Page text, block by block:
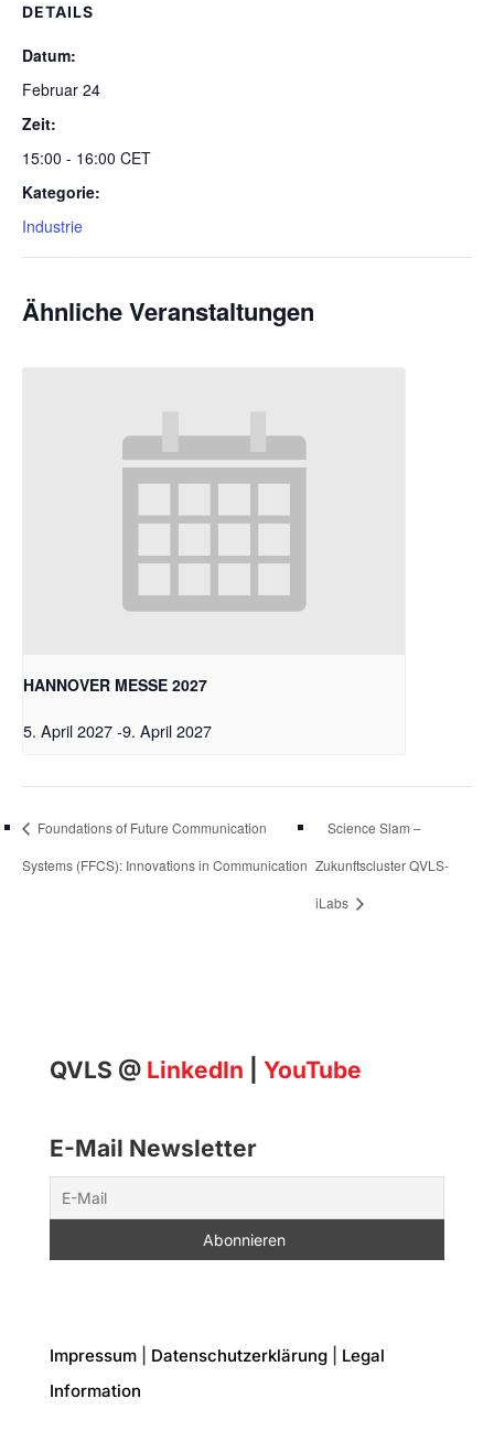
DETAILS
Datum:
Februar 24
Zeit:
15:00 - 16:00 CET
Kategorie:
Industrie
Ähnliche Veranstaltungen
HANNOVER MESSE 2027
5. April 2027-9. April 2027
Foundations of Future Communication
Systems (FFCS): Innovations in Communication
Science Slam –
Zukunftscluster QVLS-
iLabs
QVLS @ LinkedIn YouTube
E-Mail Newsletter
Impressum| Datenschutzerklärung| Legal
Information